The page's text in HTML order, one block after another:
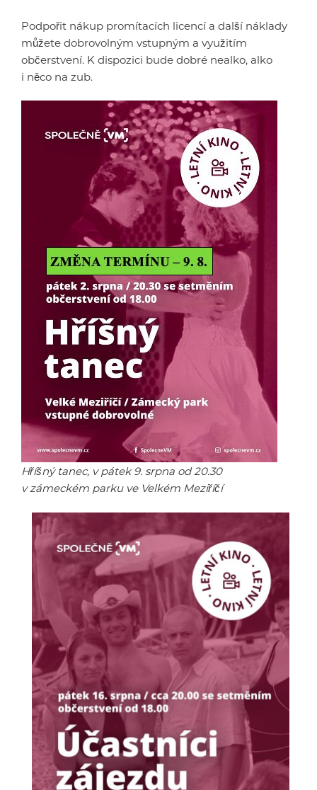
Podpořit nákup promítacích licencí a další náklady
můžete dobrovolným vstupným a využitím
občerstvení. K dispozici bude dobré nealko, alko
i něco na zub.
Hříšný tanec, v pátek 9. srpna od 20.30
v zámeckém parku ve Velkém Meziříčí